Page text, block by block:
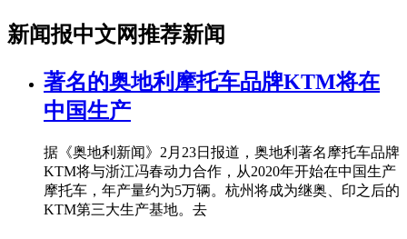
新闻报中文网推荐新闻
著名的奥地利摩托车品牌KTM将在
中国生产
据《奥地利新闻》2月23日报道，奥地利著名摩托车品牌
KTM将与浙江冯春动力合作，从2020年开始在中国生产
摩托车，年产量约为5万辆。杭州将成为继奥、印之后的
KTM第三大生产基地。去